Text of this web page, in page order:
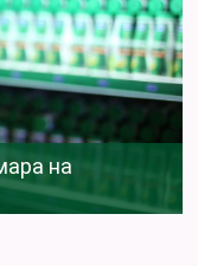
на